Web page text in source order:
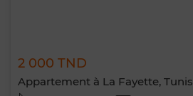
2 000 TND
Appartement à La Fayette, Tunis